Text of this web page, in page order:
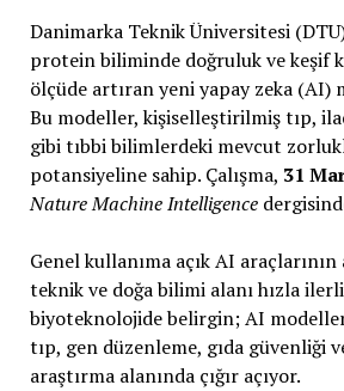
Danimarka Teknik Üniversitesi
protein biliminde doğruluk ve keşif
ölçüde artıran yeni yapay zeka
Bu modeller, kişiselleştirilmiş tıp,
gibi tıbbi bilimlerdeki mevcut
potansiyeline sahip. Çalışma, 31
Nature Machine Intelligence
Genel kullanıma açık AI
teknik ve doğa bilimi alanı hızla
biyoteknolojide belirgin; AI
tıp, gen düzenleme, gıda güvenliği
araştırma alanında çığır açıyor.